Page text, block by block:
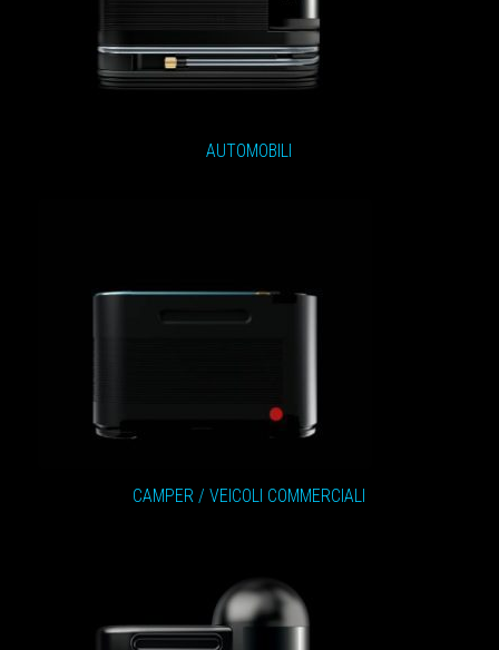
AUTOMOBILI
CAMPER / VEICOLI COMMERCIALI